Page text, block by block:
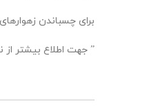
برای چسباندن
” جهت اطلاع بیشتر